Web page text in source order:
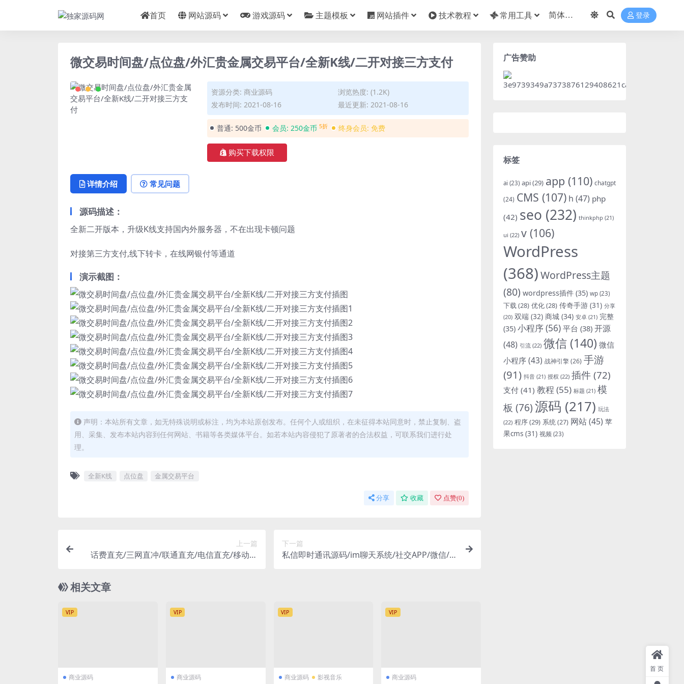
首页 网站源码 游戏源码 主题模板 网站插件 技术教程 常用工具 登录
微交易时间盘/点位盘/外汇贵金属交易平台/全新K线/二开对接三方支付
资源分类: 商业源码
浏览热度: (1.2K)
发布时间: 2021-08-16
最近更新: 2021-08-16
普通: 500金币 会员: 250金币 5折 终身会员: 免费
购买下载权限
详情介绍 常见问题
源码描述：
全新二开版本，升级K线支持国内外服务器，不在出现卡顿问题
对接第三方支付,线下转卡，在线网银付等通道
演示截图：
声明：本站所有文章，如无特殊说明或标注，均为本站原创发布。任何个人或组织，在未征得本站同意时，禁止复制、盗
用、采集、发布本站内容到任何网站、书籍等各类媒体平台。如若本站内容侵犯了原著者的合法权益，可联系我们进行处
理。
全新K线 点位盘 金属交易平台
分享 收藏 点赞(0)
上一篇
话费直充/三网直冲/联通直充/电信直充/移动直
下一篇
私信即时通讯源码/im聊天系统/社交APP/微信/安
相关文章
VIP
商业源码
VIP
商业源码
VIP
商业源码 影视音乐
VIP
商业源码
广告赞助
标签
ai (23) api(29) app (110) chatgpt
(24) CMS (107) h (47) php
(42) seo (232) thinkphp (21)
ui (22) v (106)
WordPress
(368)WordPress主题
(80) wordpress插件 (35) wp (23)
下载(28) 优化(28) 传奇手游 (31) 分享
(20) 双端 (32) 商城 (34) 安卓 (21) 完整
(35) 小程序(56) 平台 (38) 开源
(48) 引流 (22) 微信 (140) 微信
小程序(43) 战神引擎(26) 手游
(91) 抖音 (21) 授权 (22) 插件 (72)
支付 (41) 教程 (55) 标题 (21) 模
板 (76)源码 (217) 玩法
(22) 程序(29) 系统(27) 网站(45) 苹
果cms (31) 视频 (23)
首页